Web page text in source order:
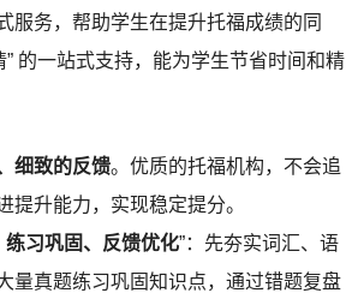
服务，帮助学生在提升托福成绩的同
的一站式支持，能为学生节省时间和精
细致的反馈。优质的托福机构，不会追
升能力，实现稳定提分。
习巩固、反馈优化”：先夯实词汇、语
量真题练习巩固知识点，通过错题复盘